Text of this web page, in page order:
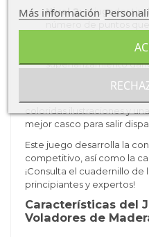
Nivel 2:el jugador tira
apuntar bien, evitar
superlanzamiento
coloridas ilustraciones y
mejor casco para salir
Este juego desarrolla la
competitivo, así como la
¡Consulta el cuadernillo de
principiantes y expertos!
Características del
Voladores de
Más información